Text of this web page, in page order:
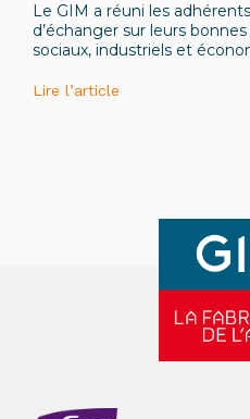
Le GIM a réuni les
d’échanger sur leurs
sociaux, industriels et
Lire l’article